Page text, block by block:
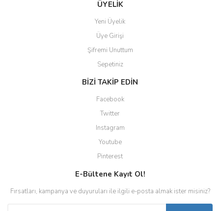
ÜYELİK
Yeni Üyelik
Üye Girişi
Şifremi Unuttum
Sepetiniz
BİZİ TAKİP EDİN
Facebook
Twitter
Instagram
Youtube
Pinterest
E-Bültene Kayıt Ol!
Fırsatları, kampanya ve duyuruları ile ilgili e-posta almak ister misiniz?